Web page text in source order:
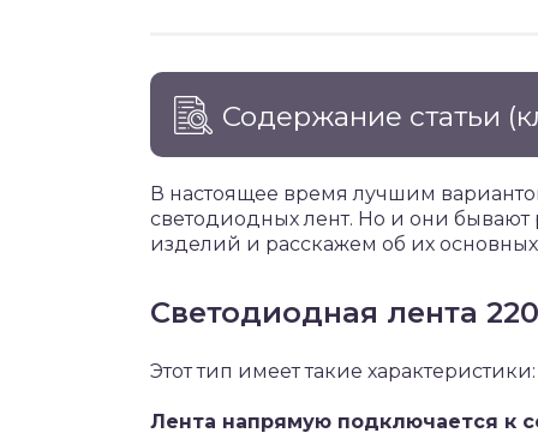
Содержание статьи
В настоящее время лучшим
светодиодных лент. Но и они бывают
изделий и расскажем об их основных
Светодиодная лента
Этот тип имеет такие характеристики:
Лента напрямую подключается к